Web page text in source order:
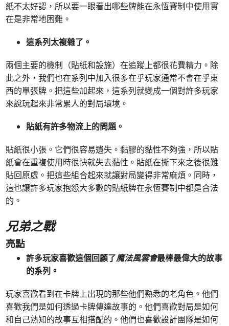
紙不太好認，所以要一眼看出哪些牌能在永恆賽制中使用實
在是非常地困難。
這系列太複雜了。
兩個主要的機制（貼紙和設施）在追蹤上都很花費精力。除
此之外，我們也在系列中加入很多在乎玩家通常不會在乎東
西的單張牌。把這些加起來，這系列就變成一個對許多玩家
來說玩起來非常累人的對局環境。
貼紙有許多物流上的問題。
貼紙很小張。它們很容易遺失。黏膠的黏性不夠強，所以貼
紙會在重複使用時很快就失去黏性。貼紙在撕下來之後很難
貼回原處。把這些組合起來就讓對局變得非常麻煩。同時，
這也讓許多玩家抱怨大多數的貼紙牌在永恆賽制中都是合法
的。
兄弟之戰
亮點
許多玩家喜歡這個回顧了魔法風雲會最棒最偉大的故事
的系列。
玩家喜歡看到在卡牌上出現的那些他們熟悉的老角色。他們
喜歡我們是如何透過卡牌傳達故事的。他們喜歡對局是如何
和自己熟知的故事互相搭配的。他們也喜歡設計團隊是如何